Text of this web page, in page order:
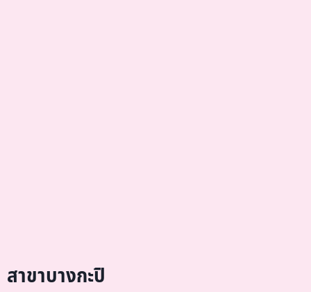
สาขาบางกะปิ